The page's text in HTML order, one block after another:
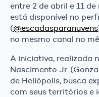
entre 2 de abril e 11
está disponível no
(@escadasparanuvens
no mesmo canal no
A iniciativa, realizada
Nascimento Jr.
de Heliópolis, busca
com seus territórios e